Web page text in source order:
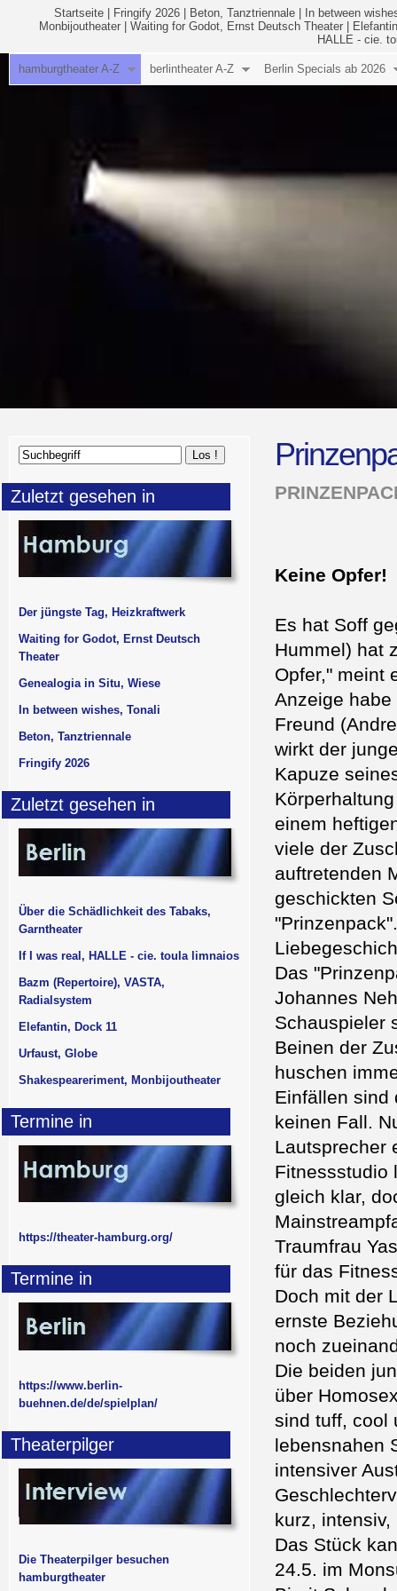
Startseite Fringify 2026 Beton, Tanztriennale
In between
Monbijoutheater
Waiting for Godot, Ernst Deutsch Theater
HALLE - cie.
hamburgtheater A-Z berlintheater A-Z Berlin Specials ab 2026
Keine Opfer!
Es hat Soff
Hummel) hat
Opfer," meint
Anzeige
Freund
wirkt der
Kapuze
einem
viele der
auftretenden
geschickten
Das
Johannes
Schauspieler
Beinen der
huschen
Einfällen sind
keinen Fall.
Lautsprecher
Fitnessstudio
gleich klar,
Traumfrau
für das
Doch mit der
ernste
noch
Die beiden
über
sind tuff, cool
lebensnahen
intensiver
kurz,
Das Stück
24.5. im
Zuletzt gesehen in
Der jüngste Tag, Heizkraftwerk
Waiting for Godot, Ernst Deutsch
Theater
Genealogia in Situ, Wiese
In between wishes, Tonali
Beton, Tanztriennale
Fringify 2026
Zuletzt gesehen in
Über die Schädlichkeit des Tabaks,
Garntheater
If I was real, HALLE - cie. toula limnaios
Bazm (Repertoire), VASTA,
Radialsystem
Elefantin, Dock 11
Urfaust, Globe
Shakespeareriment, Monbijoutheater
Termine in
https://theater-hamburg.org/
Termine in
https://www.berlin-
buehnen.de/de/spielplan/
Theaterpilger
Die Theaterpilger besuchen
hamburgtheater